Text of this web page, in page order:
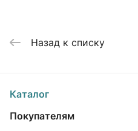
Назад к списку
Каталог
Покупателям